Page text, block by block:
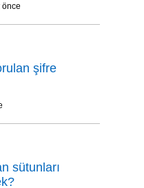
önce
şifre
sütunları